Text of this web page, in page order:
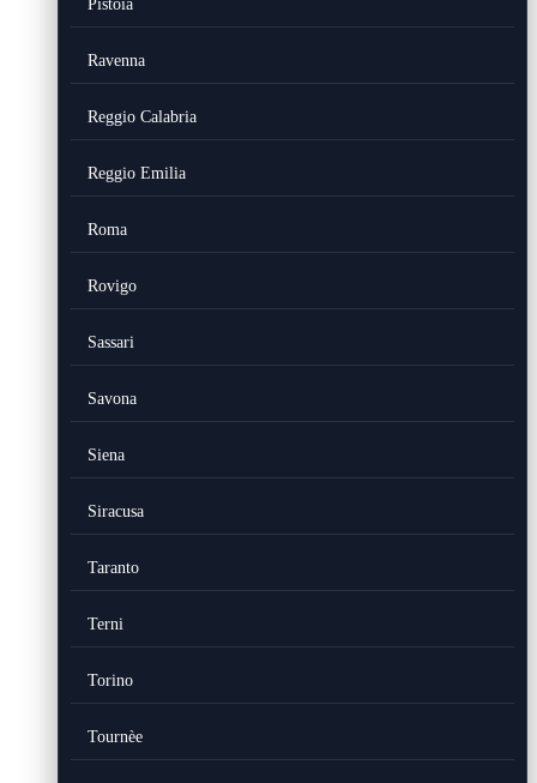
Pistoia
Ravenna
Reggio Calabria
Reggio Emilia
Roma
Rovigo
Sassari
Savona
Siena
Siracusa
Taranto
Terni
Torino
Tournèe